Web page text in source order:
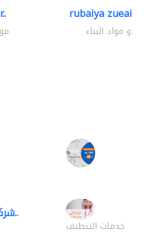
rubaiya zueaid
موردو مواد البناء
شركة تنظيف بالرياض..
خدمات التنظيف